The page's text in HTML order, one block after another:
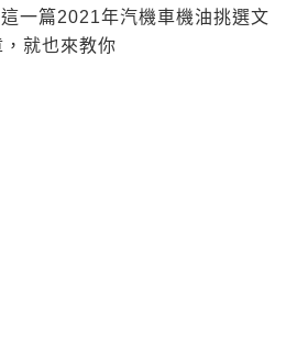
一篇2021年汽機車機油挑選文
，就也來教你